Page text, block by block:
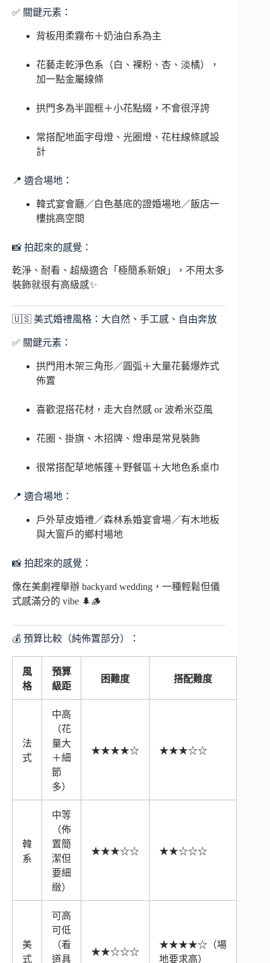
✅ 關鍵元素：
背板用柔霧布＋奶油白系為主
花藝走乾淨色系（白、裸粉、杏、淡橘），
加一點金屬線條
拱門多為半圓框＋小花點綴，不會很浮誇
常搭配地面字母燈、光圈燈、花柱線條感設
計
📍 適合場地：
韓式宴會廳／白色基底的證婚場地／飯店一
樓挑高空間
📸 拍起來的感覺：
乾淨、耐看、超級適合「極簡系新娘」，不用太多
裝飾就很有高級感✨
🇺🇸 美式婚禮風格：大自然、手工感、自由奔放
✅ 關鍵元素：
拱門用木架三角形／圓弧＋大量花藝爆炸式
佈置
喜歡混搭花材，走大自然感 or 波希米亞風
花圈、掛旗、木招牌、燈串是常見裝飾
很常搭配草地帳篷＋野餐區＋大地色系桌巾
📍 適合場地：
戶外草皮婚禮／森林系婚宴會場／有木地板
與大窗戶的鄉村場地
📸 拍起來的感覺：
像在美劇裡舉辦 backyard wedding，一種輕鬆但儀
式感滿分的 vibe 🌲🪵
💰 預算比較（純佈置部分）：
風
格
預算
級距
困難度 搭配難度
法
式
中高
（花
量大
＋細
節
多）
★★★★☆ ★★★☆☆
韓
系
中等
（佈
置簡
潔但
要細
緻）
★★★☆☆ ★★☆☆☆
美
式
可高
可低
（看
道具
★★☆☆☆
★★★★☆（場
地要求高）